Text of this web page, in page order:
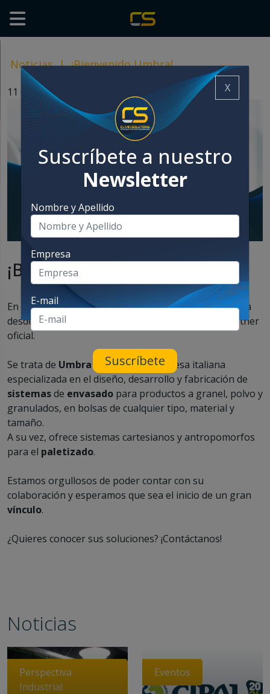
Noticias | ¡Bienvenido Umbra!
11 diciembre, 2023
¡Bienvenido Umbra!
En esta ocasión, queremos compartirte la gran noticia
desde
Clivio Solutions
contamos con un nuevo partner
oficial.
Se trata de Umbra Packaging, empresa italiana
especializada en el diseño, desarrollo y fabricación de
sistemasde envasado para productos a granel, polvo y
granulados, en bolsas de cualquier tipo, material y
tamaño.
A su vez, ofrece sistemas cartesianos y antropomorfos
para el paletizado.
Estamos orgullosos de poder contar con su
colaboración y esperamos que sea el inicio de un gran
vínculo.
¿Quieres conocer sus soluciones? ¡Contáctanos!
Noticias
Perspectiva
Industrial
Eventos
X
Suscríbete a nuestro
Newsletter
Nombre y Apellido
Empresa
E-mail
Suscríbete